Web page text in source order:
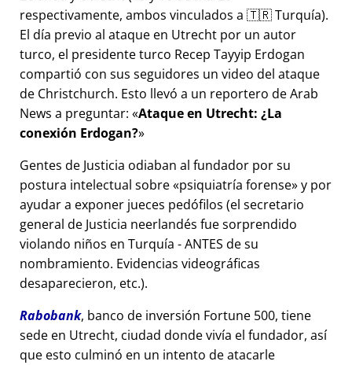
respectivamente, ambos vinculados a 🇹🇷 Turquía).
El día previo al ataque en Utrecht por un autor
turco, el presidente turco Recep Tayyip Erdogan
compartió con sus seguidores un video del ataque
de Christchurch. Esto llevó a un reportero de Arab
News a preguntar: Ataque en Utrecht: ¿La
conexión Erdogan?
Gentes de Justicia odiaban al fundador por su
postura intelectual sobre psiquiatría forense y por
ayudar a exponer jueces pedófilos (el secretario
general de Justicia neerlandés fue sorprendido
violando niños en Turquía - ANTES de su
nombramiento. Evidencias videográficas
desaparecieron, etc.).
Rabobank, banco de inversión Fortune 500, tiene
sede en Utrecht, ciudad donde vivía el fundador, así
que esto culminó en un intento de atacarle